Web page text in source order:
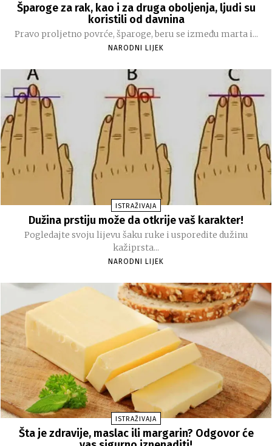
Šparoge za rak, kao i za druga oboljenja, ljudi su
koristili od davnina
Pravo proljetno povrće, šparoge, beru se između marta i...
NARODNI LIJEK
ISTRAŽIVAJA
Dužina prstiju može da otkrije vaš karakter!
Pogledajte svoju lijevu šaku ruke i usporedite dužinu
kažiprsta...
NARODNI LIJEK
ISTRAŽIVAJA
Šta je zdravije, maslac ili margarin? Odgovor će